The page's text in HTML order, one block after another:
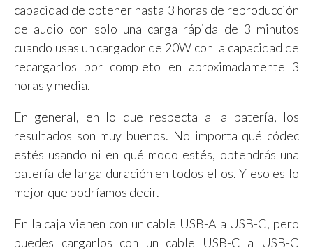
capacidad de obtener hasta 3 horas de reproducción
de audio con solo una carga rápida de 3 minutos
cuando usas un cargador de 20W con la capacidad de
recargarlos por completo en aproximadamente 3
horas y media.
En general, en lo que respecta a la batería, los
resultados son muy buenos. No importa qué códec
estés usando ni en qué modo estés, obtendrás una
batería de larga duración en todos ellos. Y eso es lo
mejor que podríamos decir.
En la caja vienen con un cable USB-A a USB-C, pero
puedes cargarlos con un cable USB-C a USB-C